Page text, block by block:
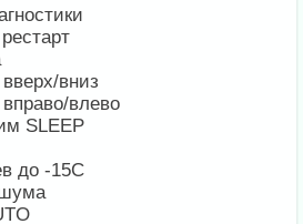
вниз
влево
SLEEP
до -15С